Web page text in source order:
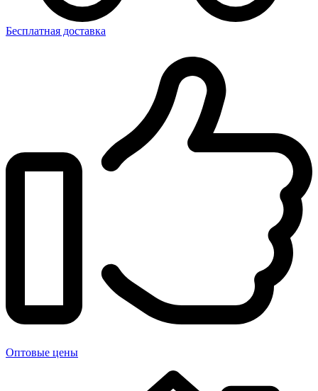
Бесплатная доставка
Оптовые цены